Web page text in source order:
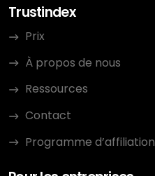
Trustindex
Prix
À propos de nous
Ressources
Contact
Programme d’affiliation